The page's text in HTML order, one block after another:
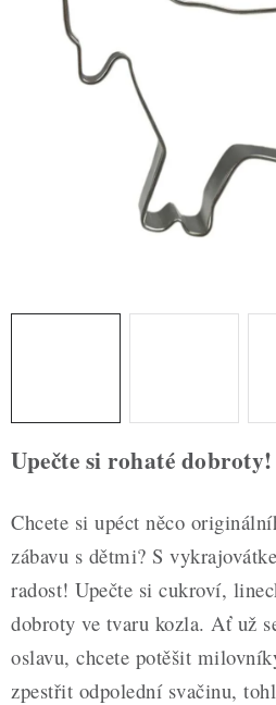
POCHUTINY
ZDRAVÉ PEČENÍ
DÁRKOVÉ POUKAZY
TÉMATICKÉ PRODUKTY
NOVÉ ZBOŽÍ
Nepřevzetí zásilky na dobírku
Hodnocení obchodu
Blog
Moje
Upečte si rohaté dobroty!
Chcete si upéct něco
zábavu s dětmi? S
radost! Upečte si cukroví,
dobroty ve tvaru kozla. Ať už
oslavu, chcete potěšit
zpestřit odpolední svačinu,